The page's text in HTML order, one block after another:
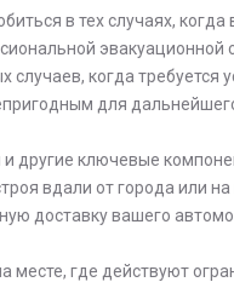
в тех случаях,
эвакуационной
когда требуется
для
другие ключевые
вдали от города или
доставку вашего
где действуют